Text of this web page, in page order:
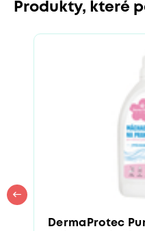
Produkty, které
DermaProtec